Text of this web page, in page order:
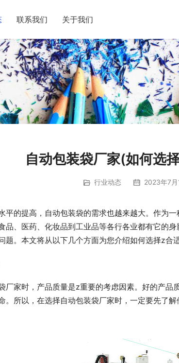
联系我们 关于我们
自动包装袋厂家(如何选
行业动态 2023年7
平的提高，自动包装袋的需求也越来越大。作为
品、医药、化妆品到工业品等各行各业都有它的
题。本文将从以下几个方面为您介绍如何选择z合
厂家时，产品质量是z重要的考虑因素。好的产品
。所以，在选择自动包装袋厂家时，一定要先了